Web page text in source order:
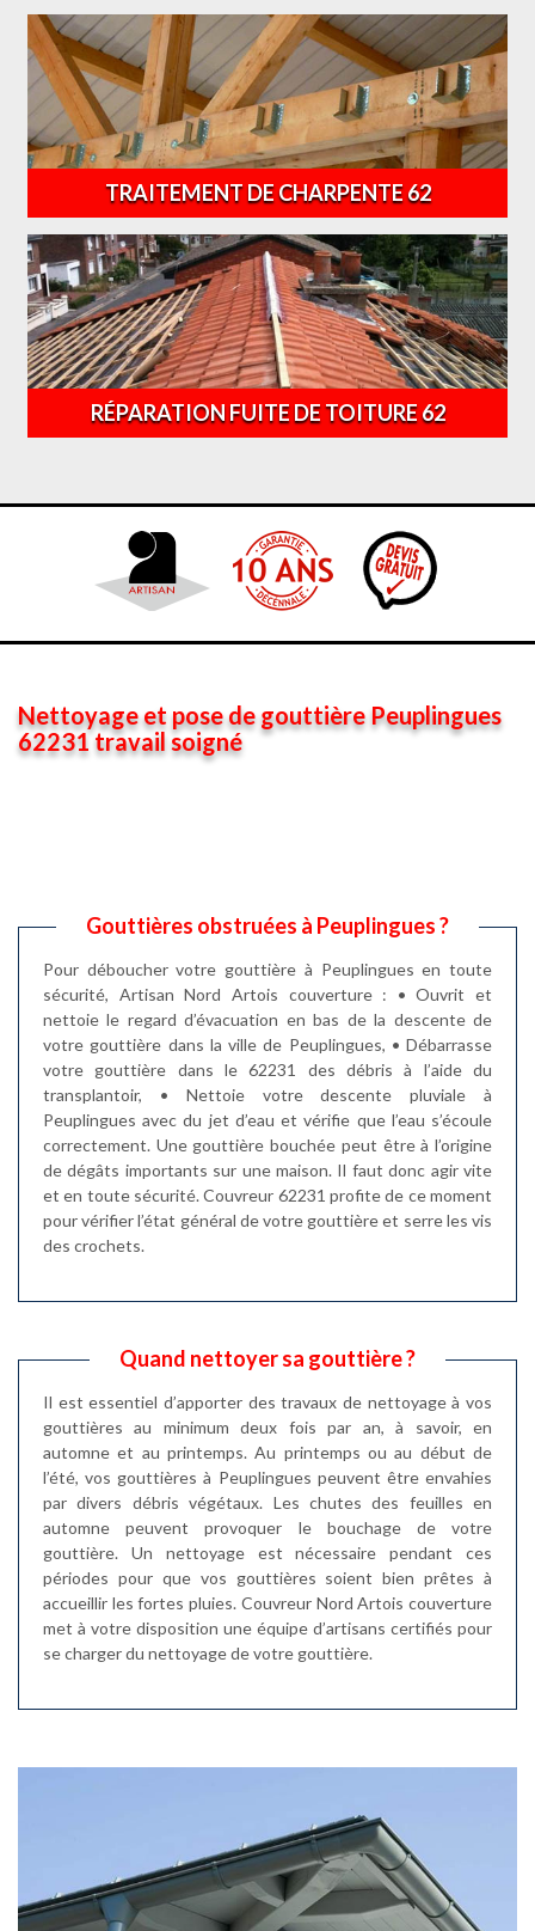
TRAITEMENT DE CHARPENTE 62
RÉPARATION FUITE DE TOITURE 62
Nettoyage et pose de gouttière Peuplingues
62231 travail soigné
Gouttières obstruées à Peuplingues ?
Pour déboucher votre gouttière à Peuplingues en toute
sécurité, Artisan Nord Artois couverture : • Ouvrit et
nettoie le regard d’évacuation en bas de la descente de
votre gouttière dans la ville de Peuplingues, • Débarrasse
votre gouttière dans le 62231 des débris à l’aide du
transplantoir, • Nettoie votre descente pluviale à
Peuplingues avec du jet d’eau et vérifie que l’eau s’écoule
correctement. Une gouttière bouchée peut être à l’origine
de dégâts importants sur une maison. Il faut donc agir vite
et en toute sécurité. Couvreur 62231 profite de ce moment
pour vérifier l’état général de votre gouttière et serre les vis
des crochets.
Quand nettoyer sa gouttière ?
Il est essentiel d’apporter des travaux de nettoyage à vos
gouttières au minimum deux fois par an, à savoir, en
automne et au printemps. Au printemps ou au début de
l’été, vos gouttières à Peuplingues peuvent être envahies
par divers débris végétaux. Les chutes des feuilles en
automne peuvent provoquer le bouchage de votre
gouttière. Un nettoyage est nécessaire pendant ces
périodes pour que vos gouttières soient bien prêtes à
accueillir les fortes pluies. Couvreur Nord Artois couverture
met à votre disposition une équipe d’artisans certifiés pour
se charger du nettoyage de votre gouttière.